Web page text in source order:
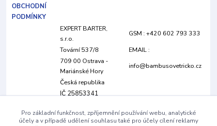
OBCHODNÍ
PODMÍNKY
EXPERT BARTER,
s.r.o.
GSM : +420 602 793 333
Tovární 537/8
EMAIL :
709 00 Ostrava -
Mariánské Hory
info@bambusovetricko.cz
Česká republika
IČ 25853341
společnost je vedená
Pro základní funkčnost, zpříjemnění používání webu, analytické
účely a v případě udělení souhlasu také pro účely cílení reklamy